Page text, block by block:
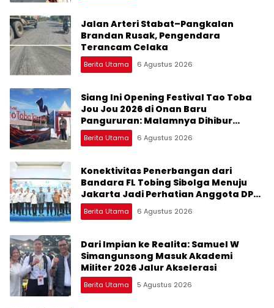
Jalan Arteri Stabat–Pangkalan
Brandan Rusak, Pengendara
Terancam Celaka
Berita Utama 6 Agustus 2026
Siang Ini Opening Festival Tao Toba
Jou Jou 2026 di Onan Baru
Pangururan: Malamnya Dihibur
Marsada Band
Berita Utama 6 Agustus 2026
Konektivitas Penerbangan dari
Bandara FL Tobing Sibolga Menuju
Jakarta Jadi Perhatian Anggota DPR
RI Muhammad Lokot Nasution
Berita Utama 6 Agustus 2026
Dari Impian ke Realita: Samuel W
Simangunsong Masuk Akademi
Militer 2026 Jalur Akselerasi
Berita Utama 5 Agustus 2026